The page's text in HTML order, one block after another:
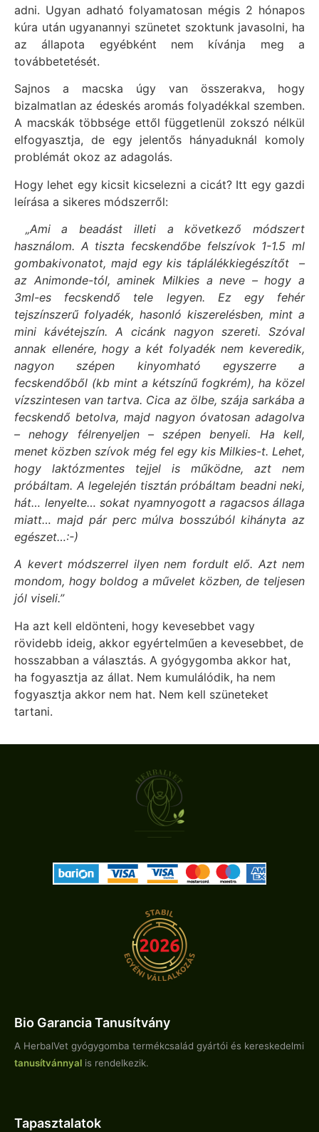
adni. Ugyan adható folyamatosan mégis 2 hónapos
kúra után ugyanannyi szünetet szoktunk javasolni, ha
az állapota egyébként nem kívánja meg a
továbbetetését.
Sajnos a macska úgy van összerakva, hogy
bizalmatlan az édeskés aromás folyadékkal szemben.
A macskák többsége ettől függetlenül zokszó nélkül
elfogyasztja, de egy jelentős hányaduknál komoly
problémát okoz az adagolás.
Hogy lehet egy kicsit kicselezni a cicát? Itt egy gazdi
leírása a sikeres módszerről:
„Ami a beadást illeti a következő módszert
használom. A tiszta fecskendőbe felszívok 1-1.5 ml
gombakivonatot, majd egy kis táplálékkiegészítőt –
az Animonde-tól, aminek Milkies a neve – hogy a
3ml-es fecskendő tele legyen. Ez egy fehér
tejszínszerű folyadék, hasonló kiszerelésben, mint a
mini kávétejszín. A cicánk nagyon szereti. Szóval
annak ellenére, hogy a két folyadék nem keveredik,
nagyon szépen kinyomható egyszerre a
fecskendőből (kb mint a kétszínű fogkrém), ha közel
vízszintesen van tartva. Cica az ölbe, szája sarkába a
fecskendő betolva, majd nagyon óvatosan adagolva
– nehogy félrenyeljen – szépen benyeli. Ha kell,
menet közben szívok még fel egy kis Milkies-t. Lehet,
hogy laktózmentes tejjel is működne, azt nem
próbáltam. A legelején tisztán próbáltam beadni neki,
hát… lenyelte… sokat nyamnyogott a ragacsos állaga
miatt… majd pár perc múlva bosszúból kihányta az
egészet…:-)
A kevert módszerrel ilyen nem fordult elő. Azt nem
mondom, hogy boldog a művelet közben, de teljesen
jól viseli.”
Ha azt kell eldönteni, hogy kevesebbet vagy
rövidebb ideig, akkor egyértelműen a kevesebbet, de
hosszabban a választás. A gyógygomba akkor hat,
ha fogyasztja az állat. Nem kumulálódik, ha nem
fogyasztja akkor nem hat. Nem kell szüneteket
tartani.
Bio Garancia Tanusítvány
A HerbalVet gyógygomba termékcsalád gyártói és kereskedelmi
tanusítvánnyal is rendelkezik.
Tapasztalatok